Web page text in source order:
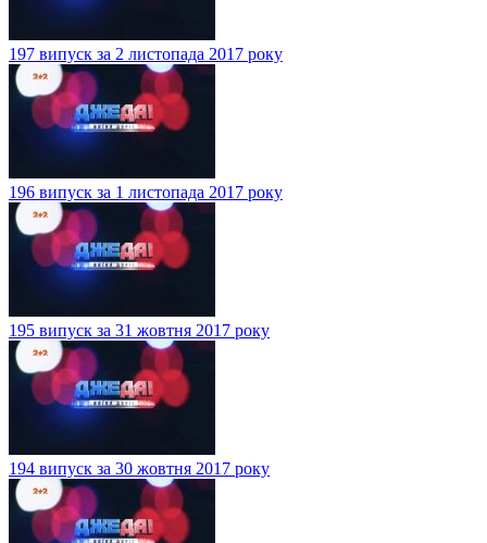
197 випуск за 2 листопада 2017 року
196 випуск за 1 листопада 2017 року
195 випуск за 31 жовтня 2017 року
194 випуск за 30 жовтня 2017 року